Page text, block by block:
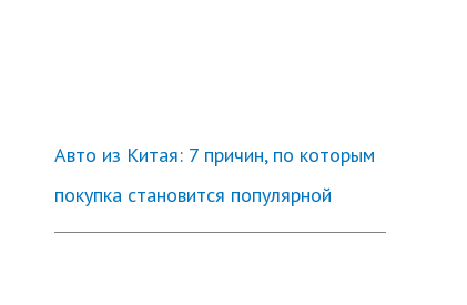
Авто из Китая: 7 причин, по которым
покупка становится популярной